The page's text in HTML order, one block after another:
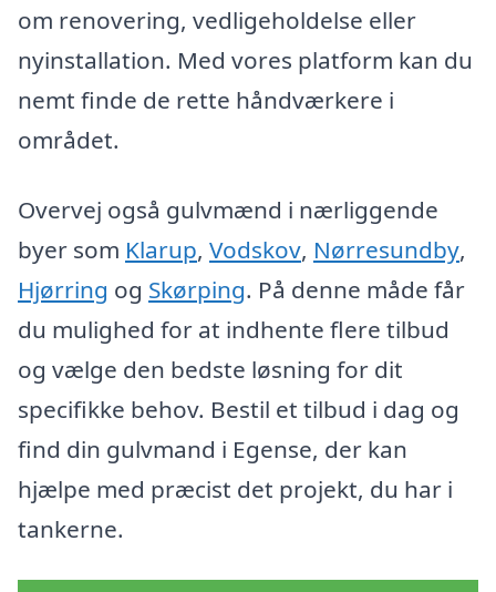
om renovering, vedligeholdelse eller
nyinstallation. Med vores platform kan du
nemt finde de rette håndværkere i
området.
Overvej også gulvmænd i nærliggende
byer som Klarup, Vodskov, Nørresundby,
Hjørring og Skørping. På denne måde får
du mulighed for at indhente flere tilbud
og vælge den bedste løsning for dit
specifikke behov. Bestil et tilbud i dag og
find din gulvmand i Egense, der kan
hjælpe med præcist det projekt, du har i
tankerne.